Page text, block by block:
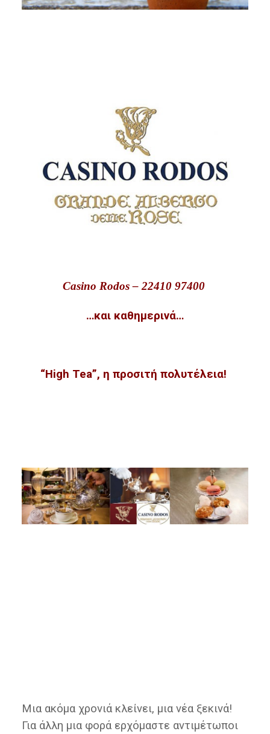
Casino Rodos – 22410 97400
…και καθημερινά…
“High Tea”, η προσιτή πολυτέλεια!
Μια ακόμα χρονιά κλείνει, μια νέα ξεκινά!
Για άλλη μια φορά ερχόμαστε αντιμέτωποι